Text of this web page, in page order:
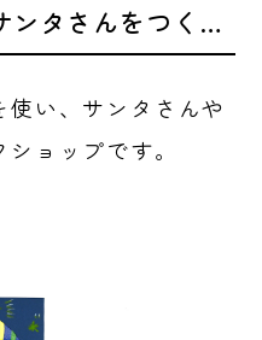
ンタさんをつく…
い、サンタさんや
ョップです。